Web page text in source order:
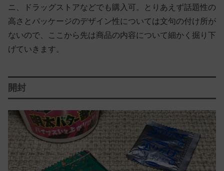
ニ、ドラッグストアなどでも購入可。とりあえず話題性の
高さとパッケージのデザイン性については文句の付け所が
ないので、ここから先は商品の内容について細かく掘り下
げていきます。
開封